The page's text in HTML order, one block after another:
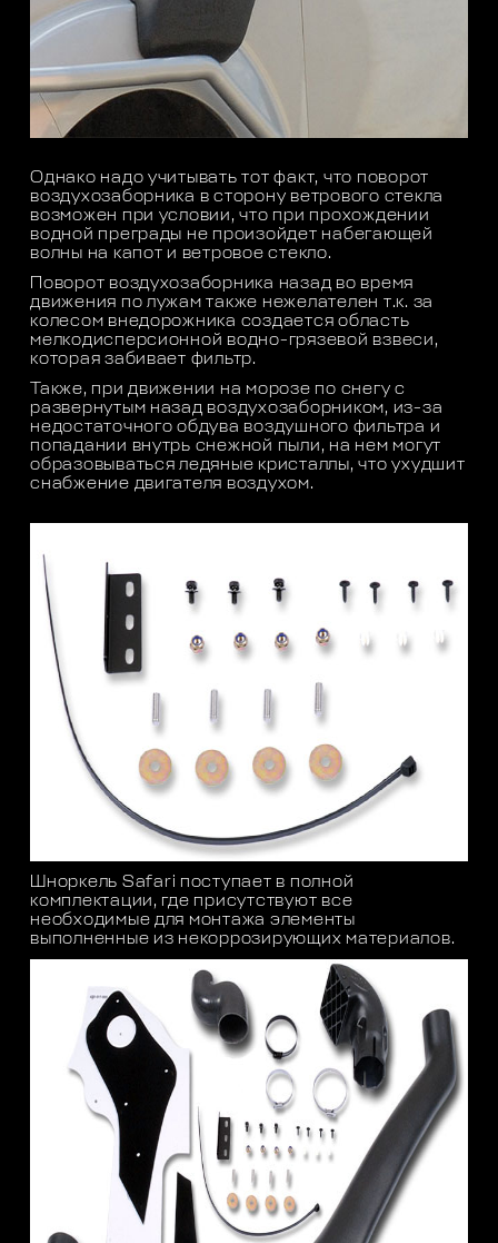
Однако надо учитывать тот факт, что поворот
воздухозаборника в сторону ветрового стекла
возможен при условии, что при прохождении
водной преграды не произойдет набегающей
волны на капот и ветровое стекло.
Поворот воздухозаборника назад во время
движения по лужам также нежелателен т.к. за
колесом внедорожника создается область
мелкодисперсионной водно-грязевой взвеси,
которая забивает фильтр.
Также, при движении на морозе по снегу с
развернутым назад воздухозаборником, из-за
недостаточного обдува воздушного фильтра и
попадании внутрь снежной пыли, на нем могут
образовываться ледяные кристаллы, что ухудшит
снабжение двигателя воздухом.
Шноркель Safari поступает в полной
комплектации, где присутствуют все
необходимые для монтажа элементы
выполненные из некоррозирующих материалов.